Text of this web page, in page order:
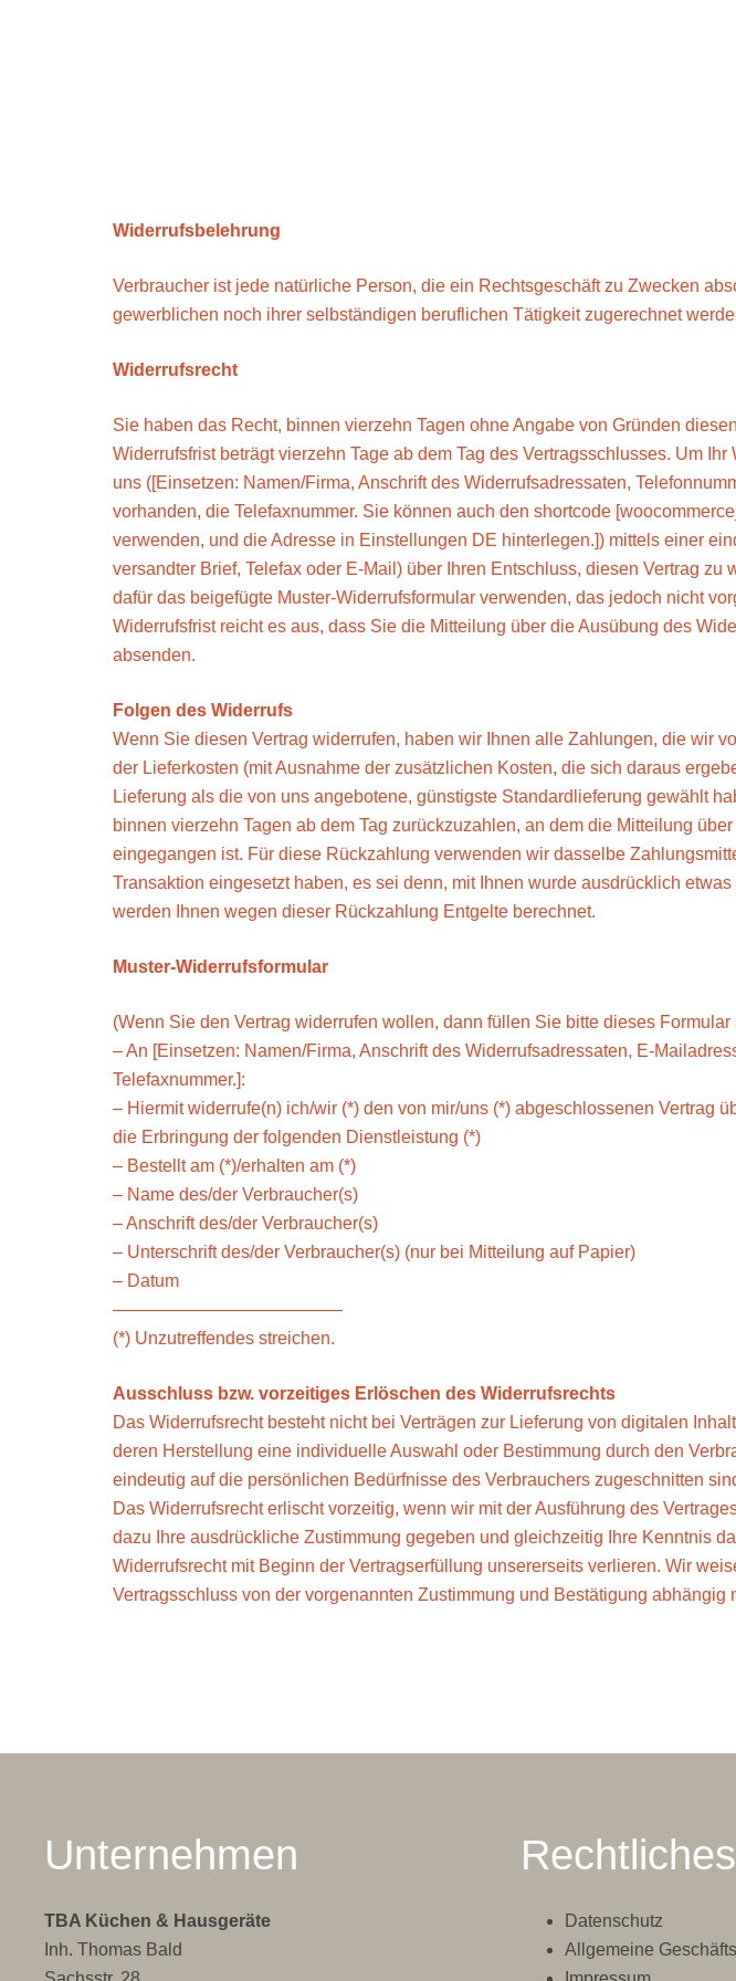
Widerrufsbelehrung
Verbraucher ist jede natürliche Person, die ein Rechtsgeschäft zu Zwecken
gewerblichen noch ihrer selbständigen beruflichen Tätigkeit zugerechnet
Widerrufsrecht
Sie haben das Recht, binnen vierzehn Tagen ohne Angabe von Gründen
Widerrufsfrist beträgt vierzehn Tage ab dem Tag des Vertragsschlusses. Um
uns ([Einsetzen: Namen/Firma, Anschrift des Widerrufsadressaten,
vorhanden, die Telefaxnummer. Sie können auch den shortcode
verwenden, und die Adresse in Einstellungen DE hinterlegen.]) mittels einer
versandter Brief, Telefax oder E-Mail) über Ihren Entschluss, diesen Vertrag zu
dafür das beigefügte Muster-Widerrufsformular verwenden, das jedoch nicht
Widerrufsfrist reicht es aus, dass Sie die Mitteilung über die Ausübung des
absenden.
Folgen des Widerrufs
Wenn Sie diesen Vertrag widerrufen, haben wir Ihnen alle Zahlungen, die wir
der Lieferkosten (mit Ausnahme der zusätzlichen Kosten, die sich daraus
Lieferung als die von uns angebotene, günstigste Standardlieferung gewählt
binnen vierzehn Tagen ab dem Tag zurückzuzahlen, an dem die Mitteilung
eingegangen ist. Für diese Rückzahlung verwenden wir dasselbe
Transaktion eingesetzt haben, es sei denn, mit Ihnen wurde ausdrücklich etwas
werden Ihnen wegen dieser Rückzahlung Entgelte berechnet.
Muster-Widerrufsformular
(Wenn Sie den Vertrag widerrufen wollen, dann füllen Sie bitte dieses
– An [Einsetzen: Namen/Firma, Anschrift des Widerrufsadressaten, E-
Telefaxnummer.]:
– Hiermit widerrufe(n) ich/wir (*) den von mir/uns (*) abgeschlossenen Vertrag
die Erbringung der folgenden Dienstleistung (*)
– Bestellt am (*)/erhalten am (*)
– Name des/der Verbraucher(s)
– Anschrift des/der Verbraucher(s)
– Unterschrift des/der Verbraucher(s) (nur bei Mitteilung auf Papier)
– Datum
—————————————
(*) Unzutreffendes streichen.
Ausschluss bzw. vorzeitiges Erlöschen des Widerrufsrechts
Das Widerrufsrecht besteht nicht bei Verträgen zur Lieferung von digitalen
deren Herstellung eine individuelle Auswahl oder Bestimmung durch den
eindeutig auf die persönlichen Bedürfnisse des Verbrauchers zugeschnitten
Das Widerrufsrecht erlischt vorzeitig, wenn wir mit der Ausführung des
dazu Ihre ausdrückliche Zustimmung gegeben und gleichzeitig Ihre Kenntnis
Widerrufsrecht mit Beginn der Vertragserfüllung unsererseits verlieren. Wir
Vertragsschluss von der vorgenannten Zustimmung und Bestätigung abhängig
Unternehmen
TBA Küchen & Hausgeräte
Inh. Thomas Bald
Rechtliches
Datenschutz
Allgemeine